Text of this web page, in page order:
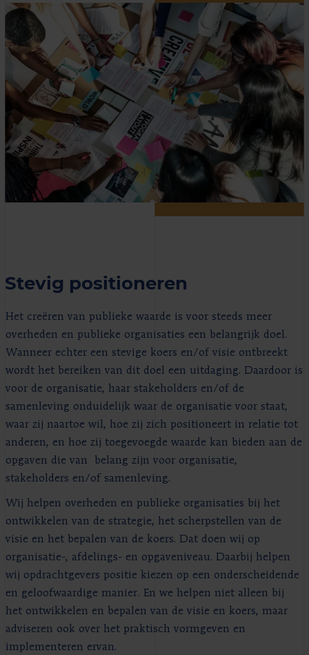
Stevig positioneren
Het creëren van publieke waarde is voor steeds meer
overheden en publieke organisaties een belangrijk doel.
Wanneer echter een stevige koers en/of visie ontbreekt
wordt het bereiken van dit doel een uitdaging. Daardoor is
voor de organisatie, haar stakeholders en/of de
samenleving onduidelijk waar de organisatie voor staat,
waar zij naartoe wil, hoe zij zich positioneert in relatie tot
anderen, en hoe zij toegevoegde waarde kan bieden aan de
opgaven die van belang zijn voor organisatie,
stakeholders en/of samenleving.
Wij helpen overheden en publieke organisaties bij het
ontwikkelen van de strategie, het scherpstellen van de
visie en het bepalen van de koers. Dat doen wij op
organisatie-, afdelings- en opgaveniveau. Daarbij helpen
wij opdrachtgevers positie kiezen op een onderscheidende
en geloofwaardige manier. En we helpen niet alleen bij
het ontwikkelen en bepalen van de visie en koers, maar
adviseren ook over het praktisch vormgeven en
implementeren ervan.